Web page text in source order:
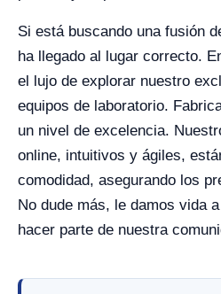
Si está buscando una fusión
ha llegado al lugar correcto.
el lujo de explorar nuestro
equipos de laboratorio.
un nivel de excelencia.
online, intuitivos y ágiles,
comodidad, asegurando los
No dude más, le damos vida
hacer parte de nuestra